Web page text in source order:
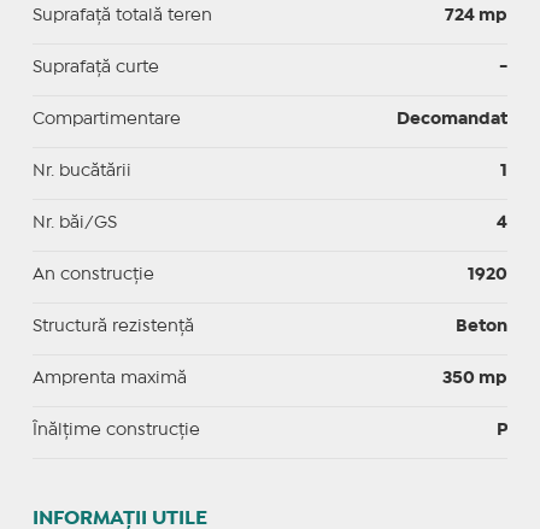
Suprafață totală teren 724 mp
Suprafaţă curte -
Compartimentare Decomandat
Nr. bucătării 1
Nr. băi/GS 4
An construcție 1920
Structură rezistență Beton
Amprenta maximă 350 mp
Înălțime construcție P
INFORMAŢII UTILE